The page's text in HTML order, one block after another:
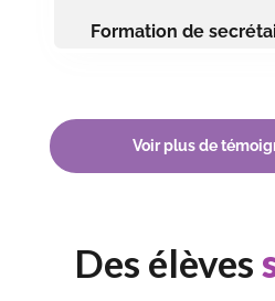
Formation de
Voir plus de
Des élèves